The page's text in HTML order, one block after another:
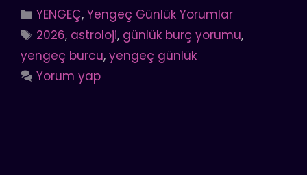
Kategoriler
YENGEÇ,Yengeç Günlük Yorumlar
Etiketler
2026, astroloji, günlük burç yorumu,
yengeç burcu, yengeç günlük
Yorum yap